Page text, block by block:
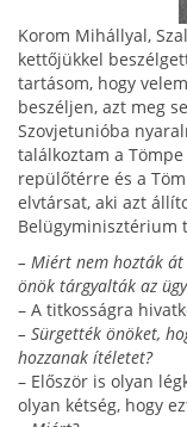
Korom Mihállyal,
kettőjükkel
tartásom, hogy
beszéljen, azt meg
Szovjetunióba
találkoztam a
repülőtérre és a
elvtársat, aki azt
Belügymi­nisztérium
– Miért nem hozták
önök tárgyalták az
– A titkosságra
– Sürgették önöket,
hozzanak ítéletet?
– Először is olyan
olyan kétség, hogy